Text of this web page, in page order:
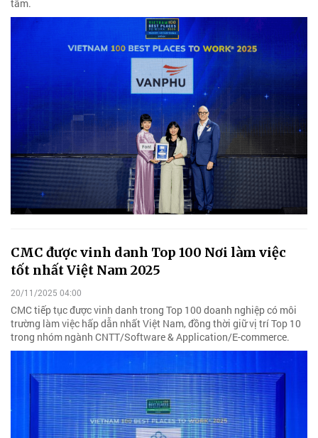
tâm.
CMC được vinh danh Top 100 Nơi làm việc
tốt nhất Việt Nam 2025
20/11/2025 04:00
CMC tiếp tục được vinh danh trong Top 100 doanh nghiệp có môi
trường làm việc hấp dẫn nhất Việt Nam, đồng thời giữ vị trí Top 10
trong nhóm ngành CNTT/Software & Application/E-commerce.